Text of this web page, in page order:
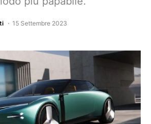
15 Settembre 2023